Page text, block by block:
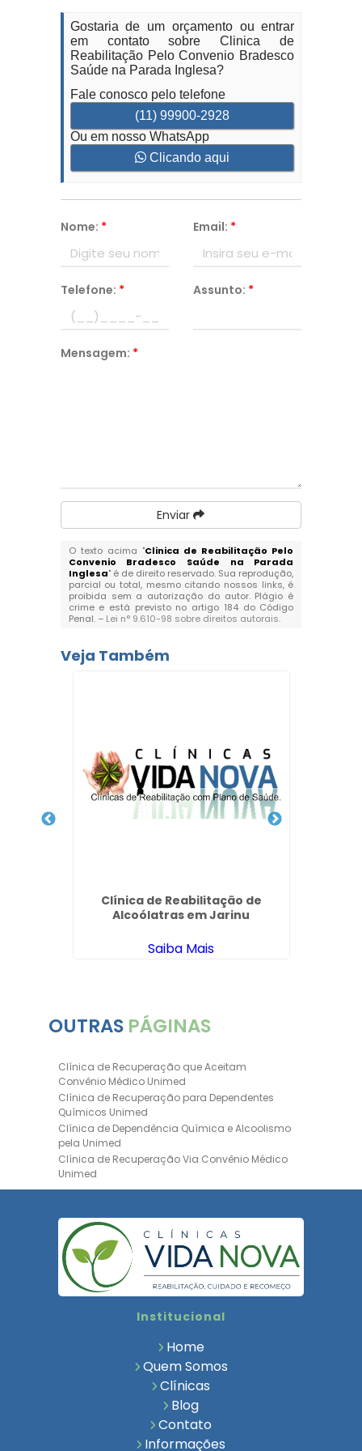
Gostaria de um orçamento ou entrar
em contato sobre Clinica de
Reabilitação Pelo Convenio Bradesco
Saúde na Parada Inglesa?
Fale conosco pelo telefone
(11) 99900-2928
Ou em nosso WhatsApp
Clicando aqui
Nome: * Email: *
Telefone: * Assunto: *
Mensagem: *
Enviar
O texto acima "Clinica de Reabilitação Pelo
Convenio Bradesco Saúde na Parada
Inglesa" é de direito reservado. Sua reprodução,
parcial ou total, mesmo citando nossos links, é
proibida sem a autorização do autor. Plágio é
crime e está previsto no artigo 184 do Código
Penal. – Lei n° 9.610-98 sobre direitos autorais.
Veja Também
Clínica de Reabilitação de
Alcoólatras em Jarinu
Saiba Mais
OUTRAS PÁGINAS
Clínica de Recuperação que Aceitam
Convênio Médico Unimed
Clínica de Recuperação para Dependentes
Químicos Unimed
Clínica de Dependência Química e Alcoolismo
pela Unimed
Clínica de Recuperação Via Convênio Médico
Unimed
Clínica de Recuperação Convênio Bradesco
Bradesco Saúde
Hospital Psiquiátrico para Dependentes
Químicos Unimed
Internação Unimed para Dependentes
Químicos
Bradesco Saúde
Clinica de Recuperação de Dependentes
Tratamento para Dependência Química e
Institucional
Home
Quem Somos
Clínicas
Blog
Contato
Informações